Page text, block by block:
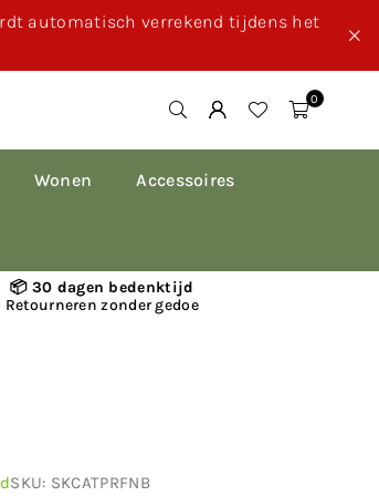
automatisch verrekend tijdens het
0
Wonen Accessoires
📦 30 dagen bedenktijd
Retourneren zonder gedoe
SKU: SKCATPRFNB